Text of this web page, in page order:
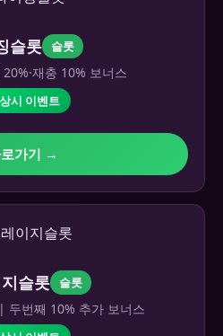
슬롯 슬롯
재충 10% 보너스
시 이벤트
가기 →
슬롯 슬롯
두번째 10% 추가 보너스